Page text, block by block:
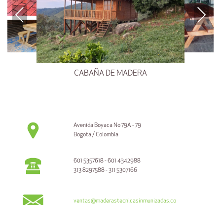
CABAÑA DE MADERA
Previous Next
Avenida Boyaca No 79A - 79
Bogota / Colombia
601 5357618 - 601 4342988
313 8297588 - 311 5307166
ventas@maderastecnicasinmunizadas.co